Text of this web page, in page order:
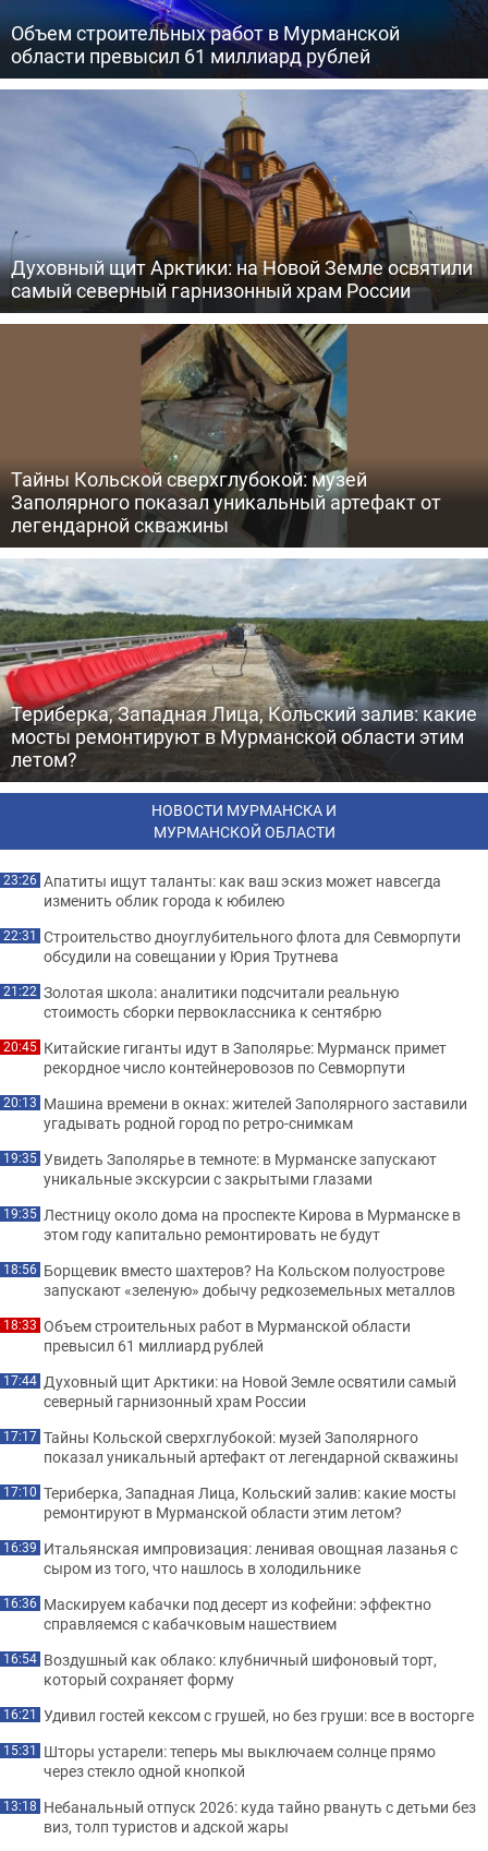
Объем строительных работ в Мурманской
области превысил 61 миллиард рублей
Духовный щит Арктики: на Новой Земле освятили
самый северный гарнизонный храм России
Тайны Кольской сверхглубокой: музей
Заполярного показал уникальный артефакт от
легендарной скважины
Териберка, Западная Лица, Кольский залив: какие
мосты ремонтируют в Мурманской области этим
летом?
НОВОСТИ МУРМАНСКА И
МУРМАНСКОЙ ОБЛАСТИ
23:26 Апатиты ищут таланты: как ваш эскиз может навсегда
изменить облик города к юбилею
22:31 Строительство дноуглубительного флота для Севморпути
обсудили на совещании у Юрия Трутнева
21:22 Золотая школа: аналитики подсчитали реальную
стоимость сборки первоклассника к сентябрю
20:45 Китайские гиганты идут в Заполярье: Мурманск примет
рекордное число контейнеровозов по Севморпути
20:13 Машина времени в окнах: жителей Заполярного заставили
угадывать родной город по ретро-снимкам
19:35 Увидеть Заполярье в темноте: в Мурманске запускают
уникальные экскурсии с закрытыми глазами
19:35 Лестницу около дома на проспекте Кирова в Мурманске в
этом году капитально ремонтировать не будут
18:56 Борщевик вместо шахтеров? На Кольском полуострове
запускают «зеленую» добычу редкоземельных металлов
18:33 Объем строительных работ в Мурманской области
превысил 61 миллиард рублей
17:44 Духовный щит Арктики: на Новой Земле освятили самый
северный гарнизонный храм России
17:17 Тайны Кольской сверхглубокой: музей Заполярного
показал уникальный артефакт от легендарной скважины
17:10 Териберка, Западная Лица, Кольский залив: какие мосты
ремонтируют в Мурманской области этим летом?
16:39 Итальянская импровизация: ленивая овощная лазанья с
сыром из того, что нашлось в холодильнике
16:36 Маскируем кабачки под десерт из кофейни: эффектно
справляемся с кабачковым нашествием
16:54 Воздушный как облако: клубничный шифоновый торт,
который сохраняет форму
16:21 Удивил гостей кексом с грушей, но без груши: все в восторге
15:31 Шторы устарели: теперь мы выключаем солнце прямо
через стекло одной кнопкой
13:18 Небанальный отпуск 2026: куда тайно рвануть с детьми без
виз, толп туристов и адской жары